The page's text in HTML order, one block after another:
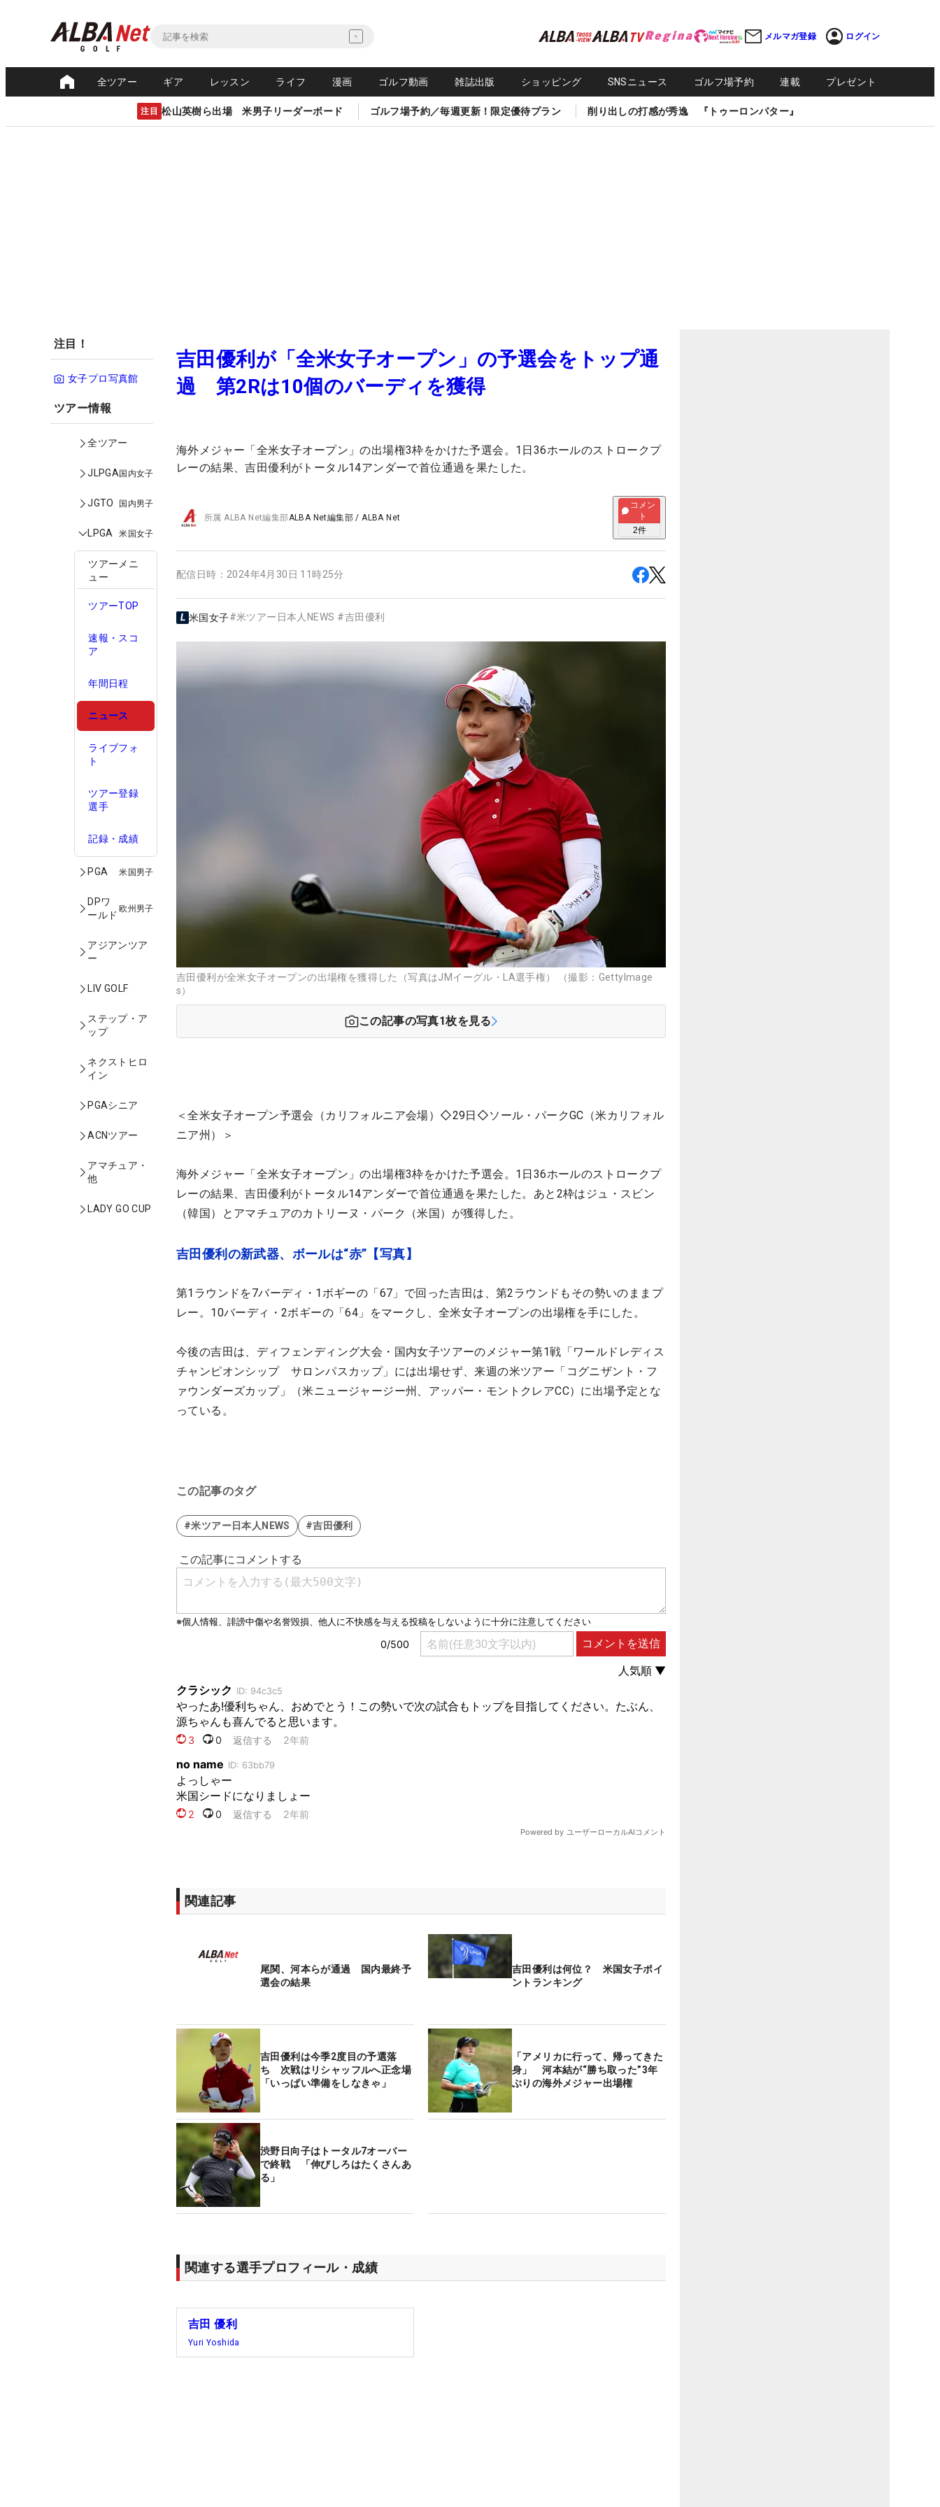
メルマガ登録 ログイン
全ツアー ギア レッスン ライフ 漫画 ゴルフ動画 雑誌出版 ショッピング SNSニュース ゴルフ場予約 連載 プレゼント
注目 松山英樹ら出場 米男子リーダーボード ゴルフ場予約／毎週更新！限定優待プラン 削り出しの打感が秀逸 『トゥーロンパター』
注目！
女子プロ写真館
ツアー情報
全ツアー
JLPGA国内女子
JGTO 国内男子
LPGA 米国女子
ツアーメニ
ュー
ツアーTOP
速報・スコ
ア
年間日程
ニュース
ライブフォ
ト
ツアー登録
選手
記録・成績
PGA 米国男子
DPワ
ールド
欧州男子
アジアンツア
ー
LIV GOLF
ステップ・ア
ップ
ネクストヒロ
イン
PGAシニア
ACNツアー
アマチュア・
他
LADY GO CUP
吉田優利が「全米女子オープン」の予選会をトップ通
過 第2Rは10個のバーディを獲得
海外メジャー「全米女子オープン」の出場権3枠をかけた予選会。1日36ホールのストロークプ
レーの結果、吉田優利がトータル14アンダーで首位通過を果たした。
所属ALBA Net編集部ALBA Net編集部 /ALBA Net
コメン
ト
2件
配信日時： 2024年4月30日 11時25分
米国女子#米ツアー日本人NEWS #吉田優利
吉田優利が全米女子オープンの出場権を獲得した（写真はJMイーグル・LA選手権） （撮影：GettyImage
s）
この記事の写真1枚を見る
＜全米女子オープン予選会（カリフォルニア会場）◇29日◇ソール・パークGC（米カリフォル
ニア州）＞
海外メジャー「全米女子オープン」の出場権3枠をかけた予選会。1日36ホールのストロークプ
レーの結果、吉田優利がトータル14アンダーで首位通過を果たした。あと2枠はジュ・スビン
（韓国）とアマチュアのカトリーヌ・パーク（米国）が獲得した。
吉田優利の新武器、ボールは“赤”【写真】
第1ラウンドを7バーディ・1ボギーの「67」で回った吉田は、第2ラウンドもその勢いのままプ
レー。10バーディ・2ボギーの「64」をマークし、全米女子オープンの出場権を手にした。
今後の吉田は、ディフェンディング大会・国内女子ツアーのメジャー第1戦「ワールドレディス
チャンピオンシップ サロンパスカップ」には出場せず、来週の米ツアー「コグニザント・フ
ァウンダーズカップ」（米ニュージャージー州、アッパー・モントクレアCC）に出場予定とな
っている。
この記事のタグ
#米ツアー日本人NEWS #吉田優利
関連記事
尾関、河本らが通過 国内最終予
選会の結果
吉田優利は何位？ 米国女子ポイ
ントランキング
吉田優利は今季2度目の予選落
ち 次戦はリシャッフルへ正念場
「いっぱい準備をしなきゃ」
「アメリカに行って、帰ってきた
身」 河本結が“勝ち取った”3年
ぶりの海外メジャー出場権
渋野日向子はトータル7オーバー
で終戦 「伸びしろはたくさんあ
る」
関連する選手プロフィール・成績
吉田 優利
Yuri Yoshida